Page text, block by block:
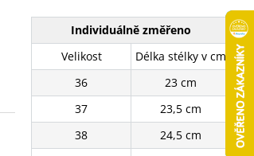
Individuálně změřeno
Velikost
Délka stélky v cm
36
23 cm
37
23,5 cm
38
24,5 cm